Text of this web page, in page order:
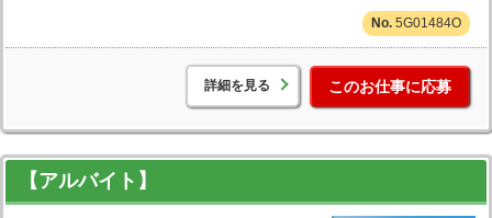
5G01484O
詳細を見る このお仕事に応募
【アルバイト】